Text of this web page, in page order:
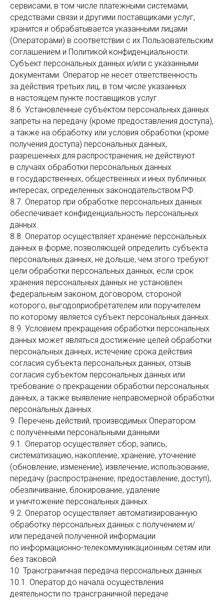
сервисами, в том числе платежными системами,
средствами связи и другими поставщиками услуг,
хранится и обрабатывается указанными лицами
(Операторами) в соответствии с их Пользовательским
соглашением и Политикой конфиденциальности.
Субъект персональных данных и/или с указанными
документами. Оператор не несет ответственность
за действия третьих лиц, в том числе указанных
в настоящем пункте поставщиков услуг.
8.6. Установленные субъектом персональных данных
запреты на передачу (кроме предоставления доступа),
а также на обработку или условия обработки (кроме
получения доступа) персональных данных,
разрешенных для распространения, не действуют
в случаях обработки персональных данных
в государственных, общественных и иных публичных
интересах, определенных законодательством РФ.
8.7. Оператор при обработке персональных данных
обеспечивает конфиденциальность персональных
данных.
8.8. Оператор осуществляет хранение персональных
данных в форме, позволяющей определить субъекта
персональных данных, не дольше, чем этого требуют
цели обработки персональных данных, если срок
хранения персональных данных не установлен
федеральным законом, договором, стороной
которого, выгодоприобретателем или поручителем
по которому является субъект персональных данных.
8.9. Условием прекращения обработки персональных
данных может являться достижение целей обработки
персональных данных, истечение срока действия
согласия субъекта персональных данных, отзыв
согласия субъектом персональных данных или
требование о прекращении обработки персональных
данных, а также выявление неправомерной обработки
персональных данных.
9. Перечень действий, производимых Оператором
с полученными персональными данными
9.1. Оператор осуществляет сбор, запись,
систематизацию, накопление, хранение, уточнение
(обновление, изменение), извлечение, использование,
передачу (распространение, предоставление, доступ),
обезличивание, блокирование, удаление
и уничтожение персональных данных.
9.2. Оператор осуществляет автоматизированную
обработку персональных данных с получением и/
или передачей полученной информации
по информационно-телекоммуникационным сетям или
без таковой.
10. Трансграничная передача персональных данных
10.1. Оператор до начала осуществления
деятельности по трансграничной передаче